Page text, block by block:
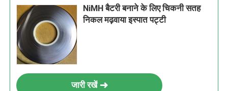
NiMH बैटरी बनाने के लिए चिकनी सतह
निकल मढ़वाया इस्पात पट्टी
जारी रखें